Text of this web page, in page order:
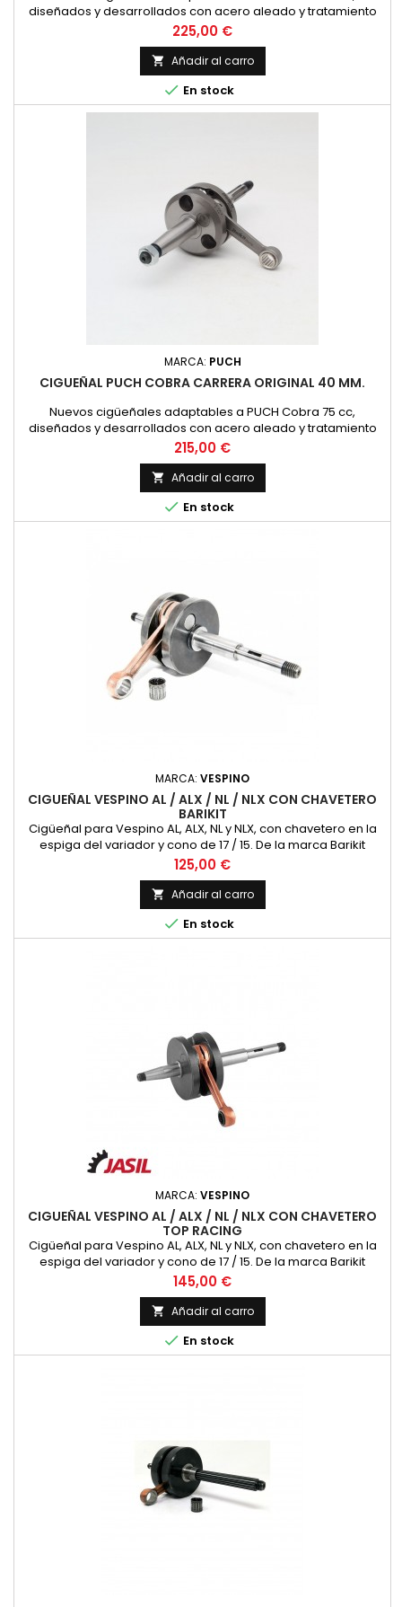
diseñados y desarrollados con acero aleado y tratamiento
térmico para una mayor resistencia, además cuenta con
biela mecanizada de alta competición y jaulas de plata para
un funcionamiento y fiabilidad óptimos. Esta unidad es para
preparaciones de 80 cm3. con carrera larga de 43 mm.
Tambien está...
Precio
225,00 €
 Añadir al carro
 En stock
MARCA: PUCH
CIGUEÑAL PUCH COBRA CARRERA ORIGINAL 40 MM.
Nuevos cigüeñales adaptables a PUCH Cobra 75 cc,
diseñados y desarrollados con acero aleado y tratamiento
térmico para una mayor resistencia, además cuenta con
biela mecanizada de alta competición y jaulas de plata para
un funcionamiento y fiabilidad óptimos. Esta unidad es para
cilindro original de 75 cm3. con carrera normal de 40 mm.
Tambien está...
Precio
215,00 €
 Añadir al carro
 En stock
MARCA: VESPINO
CIGUEÑAL VESPINO AL / ALX / NL / NLX CON CHAVETERO
BARIKIT
Cigüeñal para Vespino AL, ALX, NL y NLX, con chavetero en la
espiga del variador y cono de 17 / 15. De la marca Barikit
Precio
125,00 €
 Añadir al carro
 En stock
MARCA: VESPINO
CIGUEÑAL VESPINO AL / ALX / NL / NLX CON CHAVETERO
TOP RACING
Cigüeñal para Vespino AL, ALX, NL y NLX, con chavetero en la
espiga del variador y cono de 17 / 15. De la marca Barikit
Precio
145,00 €
 Añadir al carro
 En stock